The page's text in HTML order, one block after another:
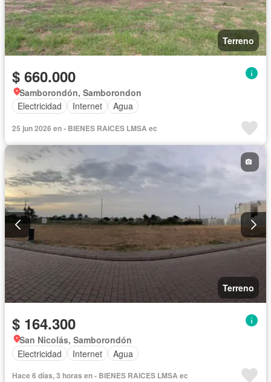
Terreno
$ 660.000
Samborondón, Samborondon
Electricidad
Internet Agua
25 jun 2026 en - BIENES RAICES LMSA ec
Terreno
$ 164.300
San Nicolás, Samborondón
Electricidad
Internet Agua
Hace 6 días, 3 horas en - BIENES RAICES LMSA ec